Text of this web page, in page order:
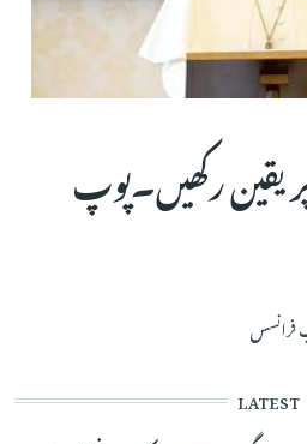
یقین رکھیں۔پوپ
فرانسس
LATEST